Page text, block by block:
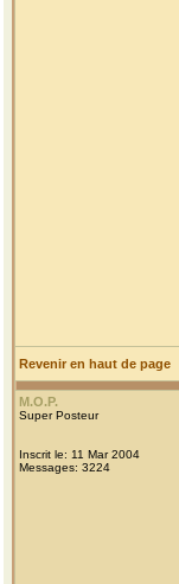
Revenir en haut de page
M.O.P.
Super Posteur
Inscrit le: 11 Mar 2004
Messages: 3224